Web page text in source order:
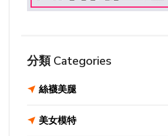
分類 Categories
絲襪美腿
美女模特